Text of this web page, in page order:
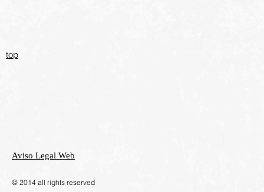
top
Aviso Legal Web
​© 2014 all rights reserved